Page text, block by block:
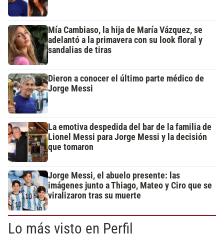
Mía Cambiaso, la hija de María Vázquez, se
adelantó a la primavera con su look floral y
sandalias de tiras
Dieron a conocer el último parte médico de
Jorge Messi
La emotiva despedida del bar de la familia de
Lionel Messi para Jorge Messi y la decisión
que tomaron
Jorge Messi, el abuelo presente: las
imágenes junto a Thiago, Mateo y Ciro que se
viralizaron tras su muerte
Lo más visto en Perfil